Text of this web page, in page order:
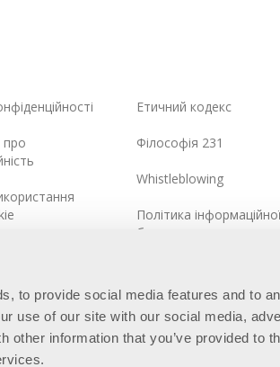
to provide social media features and to
use of our site with our social media,
other information that you’ve provided to
про
Етичний кодекс
Філософія 231
Whistleblowing
Політика
безпеки